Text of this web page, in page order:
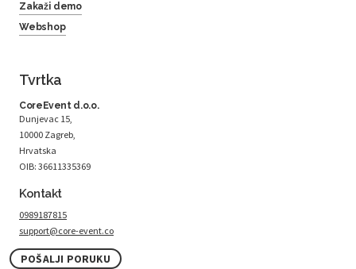
Zakaži demo
Webshop
Tvrtka
CoreEvent d.o.o.
Dunjevac 15,
10000 Zagreb,
Hrvatska
OIB: 36611335369
Kontakt
0989187815
support@core-event.co
POŠALJI PORUKU